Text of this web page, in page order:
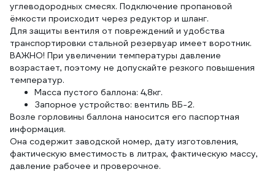
углеводородных смесях. Подключение пропановой
ёмкости происходит через редуктор и шланг.
Для защиты вентиля от повреждений и удобства
транспортировки стальной резервуар имеет воротник.
ВАЖНО! При увеличении температуры давление
возрастает, поэтому не допускайте резкого повышения
температур.
Масса пустого баллона: 4,8кг.
Запорное устройство: вентиль ВБ-2.
Возле горловины баллона наносится его паспортная
информация.
Она содержит заводской номер, дату изготовления,
фактическую вместимость в литрах, фактическую массу,
давление рабочее и проверочное.